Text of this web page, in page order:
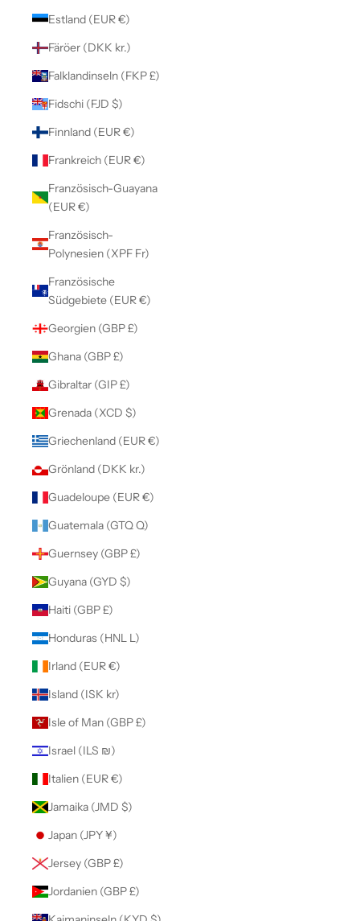
Estland (EUR €)
Färöer (DKK kr.)
Falklandinseln (FKP £)
Fidschi (FJD $)
Finnland (EUR €)
Frankreich (EUR €)
Französisch-Guayana
(EUR €)
Französisch-
Polynesien (XPF Fr)
Französische
Südgebiete (EUR €)
Georgien (GBP £)
Ghana (GBP £)
Gibraltar (GIP £)
Grenada (XCD $)
Griechenland (EUR €)
Grönland (DKK kr.)
Guadeloupe (EUR €)
Guatemala (GTQ Q)
Guernsey (GBP £)
Guyana (GYD $)
Haiti (GBP £)
Honduras (HNL L)
Irland (EUR €)
Island (ISK kr)
Isle of Man (GBP £)
Israel (ILS ₪)
Italien (EUR €)
Jamaika (JMD $)
Japan (JPY ¥)
Jersey (GBP £)
Jordanien (GBP £)